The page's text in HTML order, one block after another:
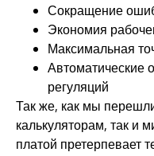
Сокращение
Экономия
Максимальная
Автоматические
регуляций
Так же, как мы
калькуляторам, так и
платой претерпевает